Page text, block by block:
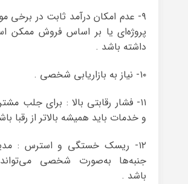
۹- عدم امکان درآمد ثابت در برخی
پروژه‌ای یا بر اساس فروش ممکن
داشته باشد .
۱۰- نیاز به بازاریابی شخصی .
۱۱- فشار رقابتی بالا : برای جلب
و خدمات باید همیشه بالاتر از رقبا
۱۲- ریسک خستگی و استرس :
جنبه‌ها به‌صورت شخصی
باشد .